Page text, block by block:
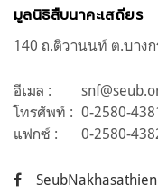
มูลนิธิสืบนาคะเสถียร
140 ถ.ติวานนท์ ต.บาง
อีเมล :
โทรศัพท์ : 0-2580-
แฟกซ์ :
0-2580-